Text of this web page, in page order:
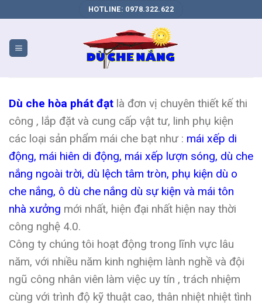
VỤ
WEB
HOTLINE: 0978.322.622
Dù che hòa phát đạt là đơn vị chuyên thiết kế thi
công , lắp đặt và cung cấp vật tư, linh phụ kiện
các loại sản phẩm mái che bạt như : mái xếp di
động, mái hiên di động, mái xếp lượn sóng, dù che
nắng ngoài trời, dù lệch tâm tròn, phụ kiện dù o
che nắng, ô dù che nắng dù sự kiện và mái tôn
nhà xưởng mới nhất, hiện đại nhất hiện nay thời
công nghệ 4.0.
Công ty chúng tôi hoạt động trong lĩnh vực lâu
năm, với nhiều năm kinh nghiệm lành nghề và đội
ngũ công nhân viên làm việc uy tín , trách nhiệm
cùng với trình độ kỹ thuật cao, thân nhiệt nhiệt tình